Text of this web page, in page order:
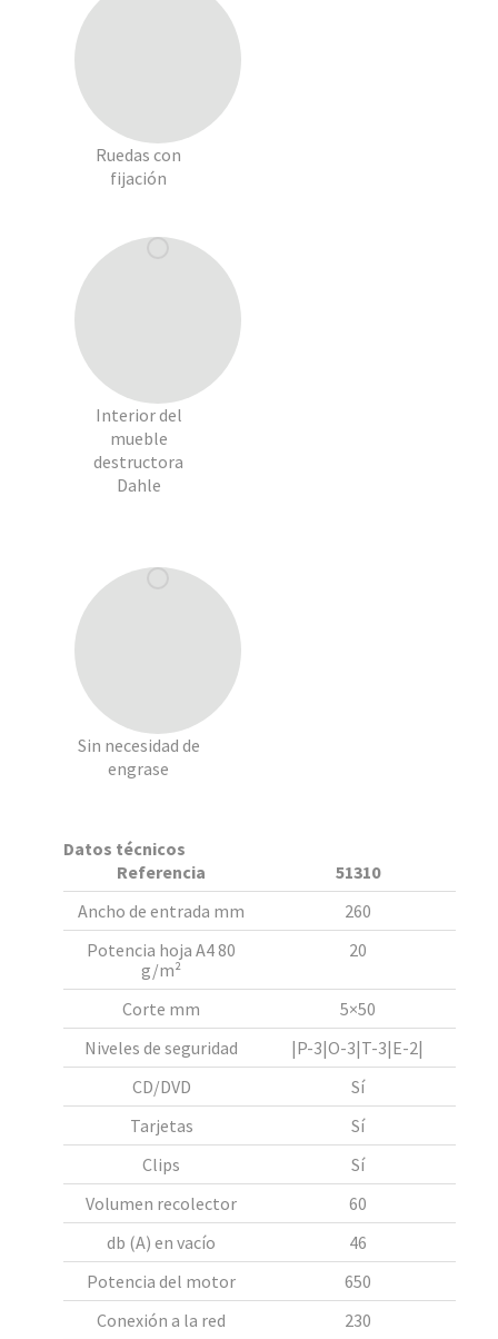
Ruedas con
fijación
Interior del
mueble
destructora
Dahle
Sin necesidad de
engrase
Datos técnicos
Referencia
51310
Ancho de entrada mm
260
Potencia hoja A4 80
g/m²
20
Corte mm
5×50
Niveles de seguridad
|P-3|O-3|T-3|E-2|
CD/DVD
Sí
Tarjetas
Sí
Clips
Sí
Volumen recolector
60
db (A) en vacío
46
Potencia del motor
650
Conexión a la red
230